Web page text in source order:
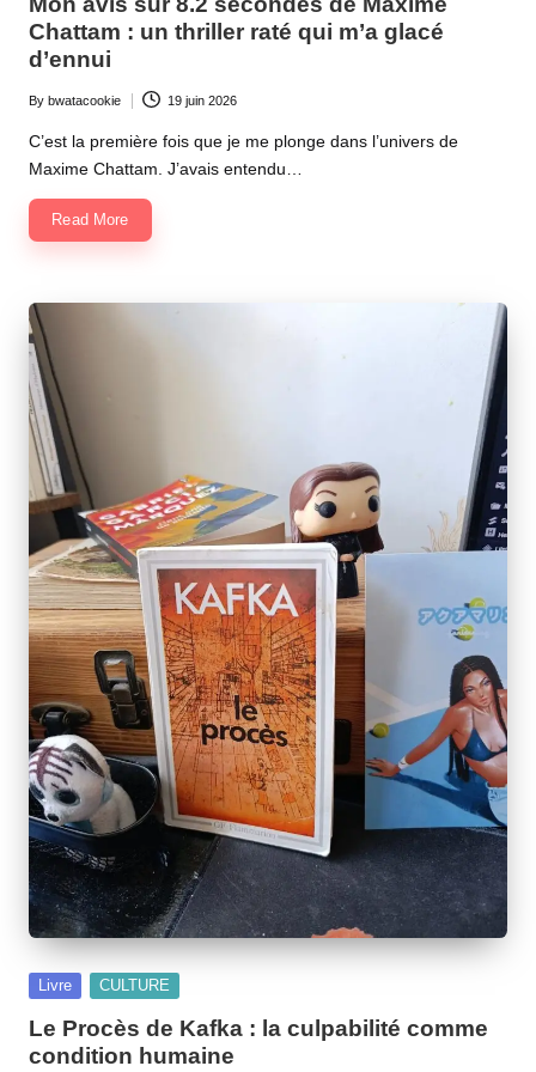
Chattam : un thriller raté qui m’a glacé
d’ennui
Posted
by
By bwatacookie 19 juin 2026
C’est la première fois que je me plonge dans l’univers de
Maxime Chattam. J’avais entendu…
Read More
Posted
Livre CULTURE
Le Procès de Kafka : la culpabilité comme
condition humaine